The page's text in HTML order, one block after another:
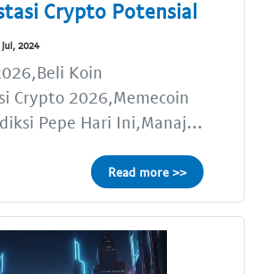
Crypto Potensial
2024
Koin
Crypto 2026,Memecoin
Pepe Hari Ini,Manaj...
Read more >>